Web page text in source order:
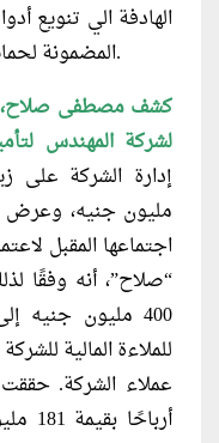
الهادفة الي تنويع
المضمونة لحماية حقوق المشتركين وحملة الوثائق.
كشف مصطفى صلاح،
لشركة المهندس
مليون جنيه، وعرض
اجتماعها المقبل
“صلاح”، أنه وفقًا
للملاءة المالية
عملاء الشركة.